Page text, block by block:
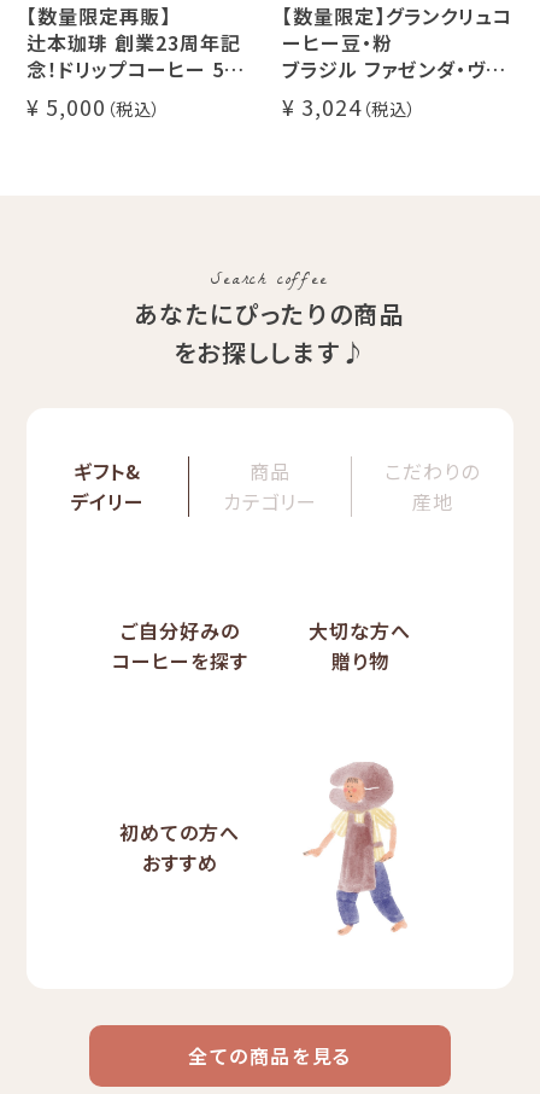
【数量限定再販】
辻本珈琲 創業23周年記
念！ドリップコーヒー 5種
50杯セット
アニバーサリーブレンド
5,000
【数量限定】グランクリュコ
ーヒー豆・粉
ブラジル ファゼンダ・ヴァ
レ・ド・クリスタル（100g /
200g / 1kg）
3,024
Search coffee
あなたにぴったりの商品
をお探しします♪
ギフト&
デイリー
商品
カテゴリー
こだわりの
産地
ご自分好みの
コーヒーを探す
大切な方へ
贈り物
初めての方へ
おすすめ
リキッド
ケニア
全ての商品を見る